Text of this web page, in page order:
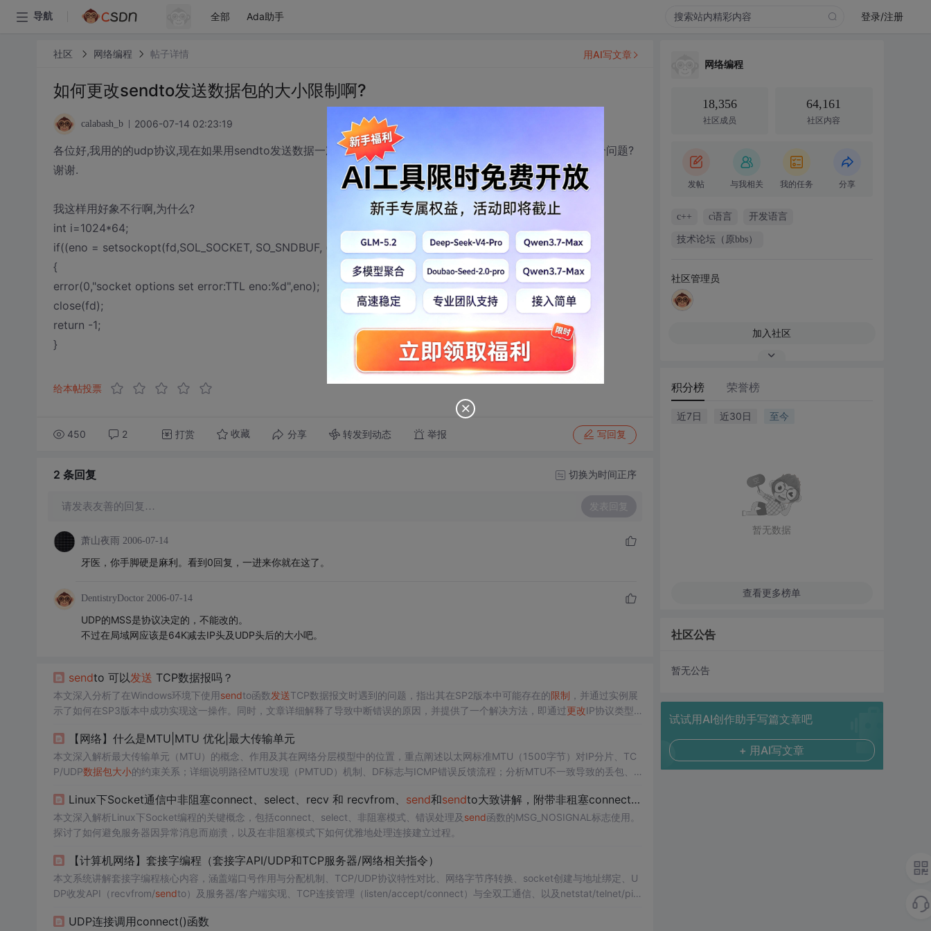
导航 全部 Ada助手 登录/注册
社区 网络编程 帖子详情
如何更改sendto发送数据包的大小限制啊?
calabash_b 2006-07-14 02:23:19
各位好,我用的的udp协议,现在如果用sendto发送数据一次最大只能有9k,到了10k就会返回错误.请问如何解决这个问题?
谢谢.
我这样用好象不行啊,为什么?
int i=1024*64;
if((eno = setsockopt(fd,SOL_SOCKET, SO_SNDBUF, (char *)&i, sizeof(int)))<0)
{
error(0,"socket options set error:TTL eno:%d",eno);
close(fd);
return -1;
}
给本帖投票
450 2 打赏 收藏 分享 转发到动态 举报 写回复
用AI写文章
2 条回复 切换为时间正序
请发表友善的回复… 发表回复
萧山夜雨 2006-07-14
牙医，你手脚硬是麻利。看到0回复，一进来你就在这了。
DentistryDoctor 2006-07-14
UDP的MSS是协议决定的，不能改的。
不过在局域网应该是64K减去IP头及UDP头后的大小吧。
sendto 可以发送 TCP数据报吗？
本文深入分析了在Windows环境下使用sendto函数发送TCP数据报文时遇到的问题，指出其在SP2版本中可能存在的限制 ，并通过实例展
示了如何在SP3版本中成功实现这一操作。同时，文章详细解释了导致中断错误的原因，并提供了一个解决方法，即通过更改IP协议类型
【网络】什么是MTU|MTU 优化|最大传输单元
本文深入解析最大传输单元（MTU）的概念、作用及其在网络分层模型中的位置，重点阐述以太网标准MTU（1500字节）对IP分片、TC
P/UDP数据包大小的约束关系；详细说明路径MTU发现（PMTUD）机制、DF标志与ICMP错误反馈流程；分析MTU不一致导致的丢包、
P/UDP传输优化实践。
Linux下Socket通信中非阻塞connect、select、recv 和 recvfrom、 send和sendto大致讲解，附带非租塞connect代码、MSG_NOSIGNAL
本文深入解析Linux下Socket编程的关键概念，包括connect、select、非阻塞模式、错误处理及 send函数的MSG_NOSIGNAL标志使用。
探讨了如何避免服务器因异常消息而崩溃，以及在非阻塞模式下如何优雅地处理连接建立过程。
【计算机网络】套接字编程（套接字API/UDP和TCP服务器/网络相关指令）
本文系统讲解套接字编程核心内容，涵盖端口号作用与分配机制、TCP/UDP协议特性对比、网络字节序转换、socket创建与地址绑定、U
DP收发API（recvfrom/sendto）及服务器/客户端实现、TCP连接管理（listen/accept/connect）与全双工通信、以及netstat/telnet/pid
UDP连接调用connect()函数
网络编程
18,356
社区成员
64,161
社区内容
发帖 与我相关 我的任务 分享
c++ c语言 开发语言
技术论坛（原bbs）
社区管理员
加入社区
积分榜 荣誉榜
近7日 近30日 至今
暂无数据
查看更多榜单
社区公告
暂无公告
试试用AI创作助手写篇文章吧
+ 用AI写文章